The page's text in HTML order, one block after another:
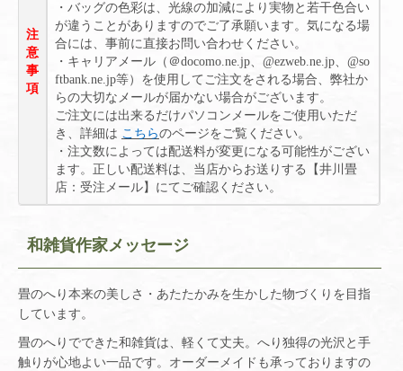
注
意
事
項
・バッグの色彩は、光線の加減により実物と若干色合い
が違うことがありますのでご了承願います。気になる場
合には、事前に直接お問い合わせください。
・キャリアメール（＠docomo.ne.jp、@ezweb.ne.jp、@so
ftbank.ne.jp等）を使用してご注文をされる場合、弊社か
らの大切なメールが届かない場合がございます。
ご注文には出来るだけパソコンメールをご使用いただ
き、詳細は こちらのページをご覧ください。
・注文数によっては配送料が変更になる可能性がござい
ます。正しい配送料は、当店からお送りする【井川畳
店：受注メール】にてご確認ください。
和雑貨作家メッセージ
畳のへり本来の美しさ・あたたかみを生かした物づくりを目指
しています。
畳のへりでできた和雑貨は、軽くて丈夫。へり独得の光沢と手
触りが心地よい一品です。オーダーメイドも承っておりますの